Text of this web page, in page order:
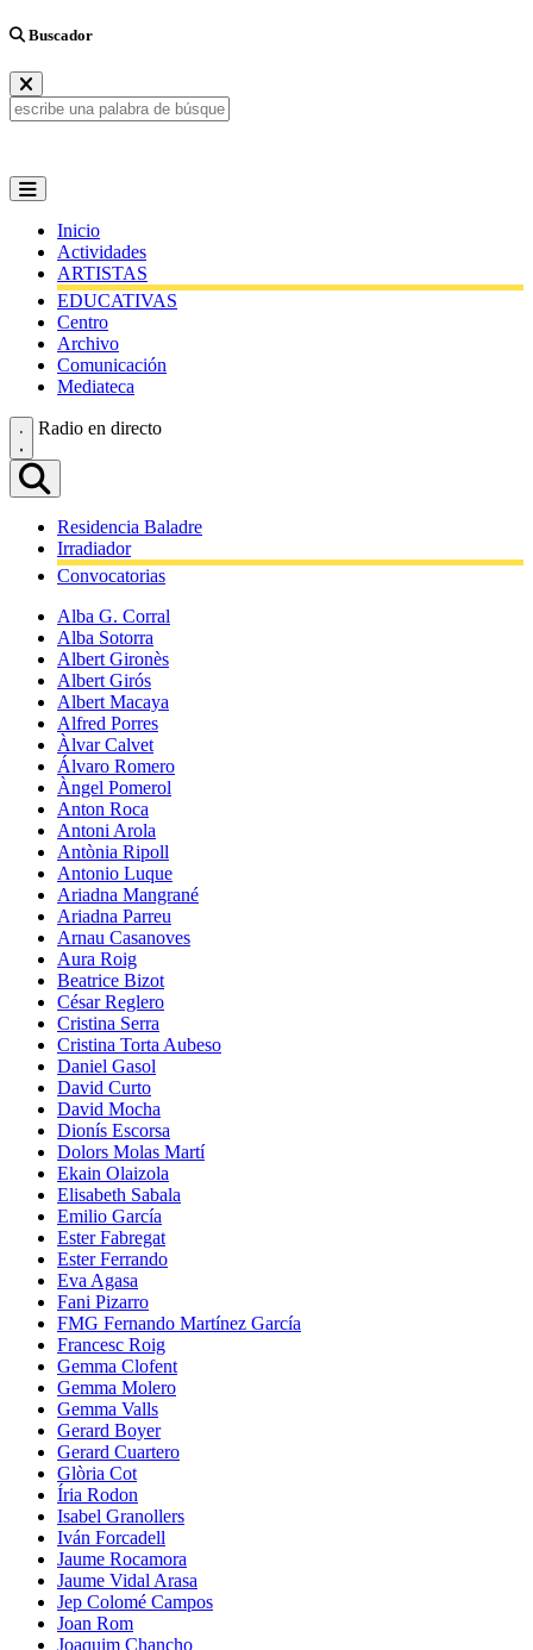
Buscador
Inicio
Actividades
ARTISTAS
EDUCATIVAS
Centro
Archivo
Comunicación
Mediateca
Radio en directo
Residencia Baladre
Irradiador
Convocatorias
Alba G. Corral
Alba Sotorra
Albert Gironès
Albert Girós
Albert Macaya
Alfred Porres
Àlvar Calvet
Álvaro Romero
Àngel Pomerol
Anton Roca
Antoni Arola
Antònia Ripoll
Antonio Luque
Ariadna Mangrané
Ariadna Parreu
Arnau Casanoves
Aura Roig
Beatrice Bizot
César Reglero
Cristina Serra
Cristina Torta Aubeso
Daniel Gasol
David Curto
David Mocha
Dionís Escorsa
Dolors Molas Martí
Ekain Olaizola
Elisabeth Sabala
Emilio García
Ester Fabregat
Ester Ferrando
Eva Agasa
Fani Pizarro
FMG Fernando Martínez García
Francesc Roig
Gemma Clofent
Gemma Molero
Gemma Valls
Gerard Boyer
Gerard Cuartero
Glòria Cot
Íria Rodon
Isabel Granollers
Iván Forcadell
Jaume Rocamora
Jaume Vidal Arasa
Jep Colomé Campos
Joan Rom
Joaquim Chancho